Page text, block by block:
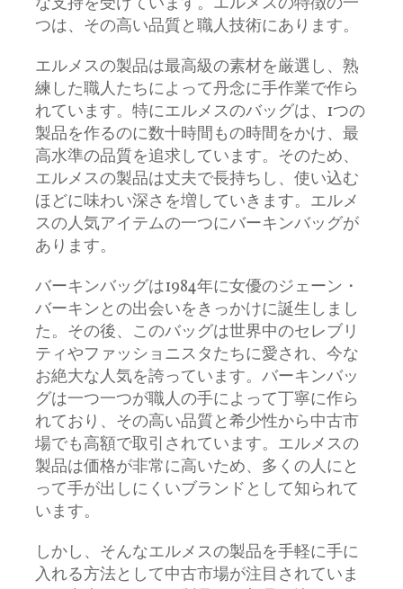
つは、その高い品質と職人技術にあります。
エルメスの製品は最高級の素材を厳選し、熟
練した職人たちによって丹念に手作業で作ら
れています。特にエルメスのバッグは、1つの
製品を作るのに数十時間もの時間をかけ、最
高水準の品質を追求しています。そのため、
エルメスの製品は丈夫で長持ちし、使い込む
ほどに味わい深さを増していきます。エルメ
スの人気アイテムの一つにバーキンバッグが
あります。
バーキンバッグは1984年に女優のジェーン・
バーキンとの出会いをきっかけに誕生しまし
た。その後、このバッグは世界中のセレブリ
ティやファッショニスタたちに愛され、今な
お絶大な人気を誇っています。バーキンバッ
グは一つ一つが職人の手によって丁寧に作ら
れており、その高い品質と希少性から中古市
場でも高額で取引されています。エルメスの
製品は価格が非常に高いため、多くの人にと
って手が出しにくいブランドとして知られて
います。
しかし、そんなエルメスの製品を手軽に手に
入れる方法として中古市場が注目されていま